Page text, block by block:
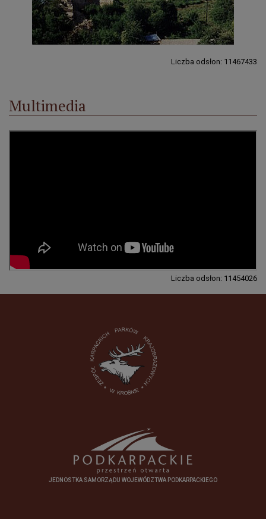
Liczba odsłon: 11467433
Multimedia
Liczba odsłon: 11454026
JEDNOSTKA SAMORZĄDU WOJEWÓDZTWA PODKARPACKIEGO